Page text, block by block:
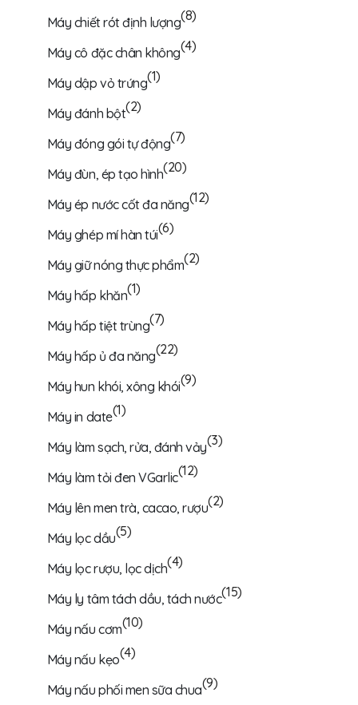
Máy chiết rót định lượng(8)
Máy cô đặc chân không(4)
Máy dập vỏ trứng(1)
Máy đánh bột(2)
Máy đóng gói tự động(7)
Máy đùn, ép tạo hình(20)
Máy ép nước cốt đa năng(12)
Máy ghép mí hàn túi(6)
Máy giữ nóng thực phẩm(2)
Máy hấp khăn(1)
Máy hấp tiệt trùng(7)
Máy hấp ủ đa năng(22)
Máy hun khói, xông khói(9)
Máy in date(1)
Máy làm sạch, rửa, đánh vảy(3)
Máy làm tỏi đen VGarlic(12)
Máy lên men trà, cacao, rượu(2)
Máy lọc dầu(5)
Máy lọc rượu, lọc dịch(4)
Máy ly tâm tách dầu, tách nước(15)
Máy nấu cơm(10)
Máy nấu kẹo(4)
Máy nấu phối men sữa chua(9)